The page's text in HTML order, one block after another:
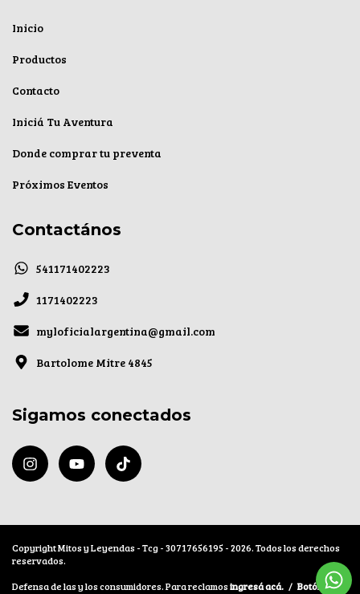
Inicio
Productos
Contacto
Iniciá Tu Aventura
Donde comprar tu preventa
Próximos Eventos
Contactános
541171402223
1171402223
myloficialargentina@gmail.com
Bartolome Mitre 4845
Sigamos conectados
Copyright Mitos y Leyendas - Tcg - 30717656195 - 2026. Todos los derechos
reservados.
Defensa de las y los consumidores. Para reclamosingresá acá. / Botón de